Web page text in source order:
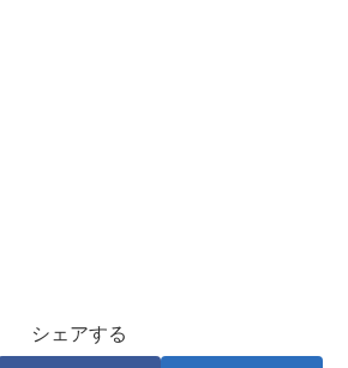
シェアする